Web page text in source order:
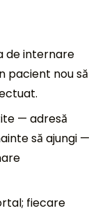
de internare
pacient nou să
— adresă
să ajungi —
fiecare